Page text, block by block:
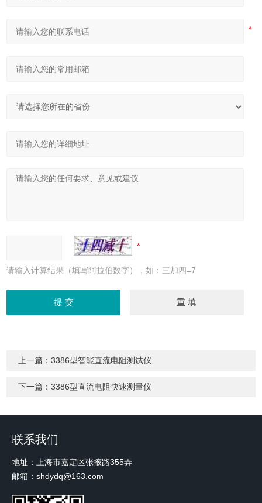
请输入计算结果（填写阿拉伯数字），如：三加四=7
上一篇：3386型智能直流电阻测试仪
下一篇：3386型直流电阻快速测量仪
联系我们
地址：上海市嘉定区张掖路355弄
邮箱：shdydq@163.com